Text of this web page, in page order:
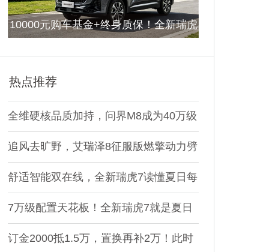
10000元购车基金+终身质保！全新瑞虎
热点推荐
全维硬核品质加持，问界M8成为40万级
家庭出行新标杆
追风去旷野，艾瑞泽8征服版燃擎动力劈
开热浪
舒适智能双在线，全新瑞虎7读懂夏日每
一份出行需求
7万级配置天花板！全新瑞虎7就是夏日
购车优选
订金2000抵1.5万，置换再补2万！此时